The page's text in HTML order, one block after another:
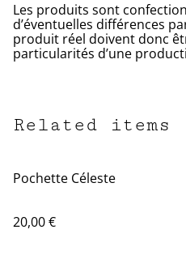
Les produits sont
d’éventuelles différences
produit réel doivent donc
particularités d’une
Related items
Pochette Céleste
20,00 €